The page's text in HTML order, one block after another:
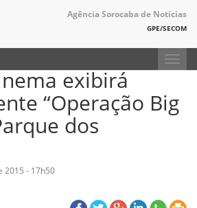
Agência Sorocaba de Notícias
GPE/SECOM
exibirá
“Operação Big
dos
2015 - 17h50